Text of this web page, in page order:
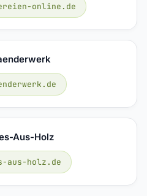
online.de
Aus-Holz
aus-holz.de